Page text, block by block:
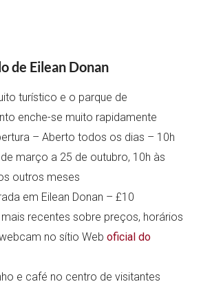
de Eilean Donan
turístico e o parque de
enche-se muito rapidamente
– Aberto todos os dias – 10h
março a 25 de outubro, 10h às
outros meses
em Eilean Donan – £10
recentes sobre preços, horários
no sítio Weboficial do
e café no centro de visitantes